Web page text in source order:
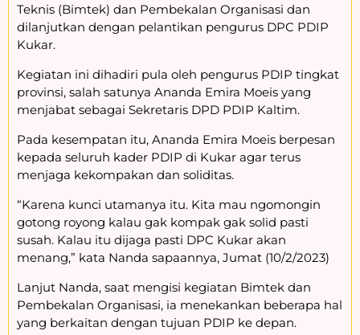
Teknis (Bimtek) dan Pembekalan Organisasi dan
dilanjutkan dengan pelantikan pengurus DPC PDIP
Kukar.
Kegiatan ini dihadiri pula oleh pengurus PDIP tingkat
provinsi, salah satunya Ananda Emira Moeis yang
menjabat sebagai Sekretaris DPD PDIP Kaltim.
Pada kesempatan itu, Ananda Emira Moeis berpesan
kepada seluruh kader PDIP di Kukar agar terus
menjaga kekompakan dan soliditas.
“Karena kunci utamanya itu. Kita mau ngomongin
gotong royong kalau gak kompak gak solid pasti
susah. Kalau itu dijaga pasti DPC Kukar akan
menang,” kata Nanda sapaannya, Jumat (10/2/2023)
Lanjut Nanda, saat mengisi kegiatan Bimtek dan
Pembekalan Organisasi, ia menekankan beberapa hal
yang berkaitan dengan tujuan PDIP ke depan.